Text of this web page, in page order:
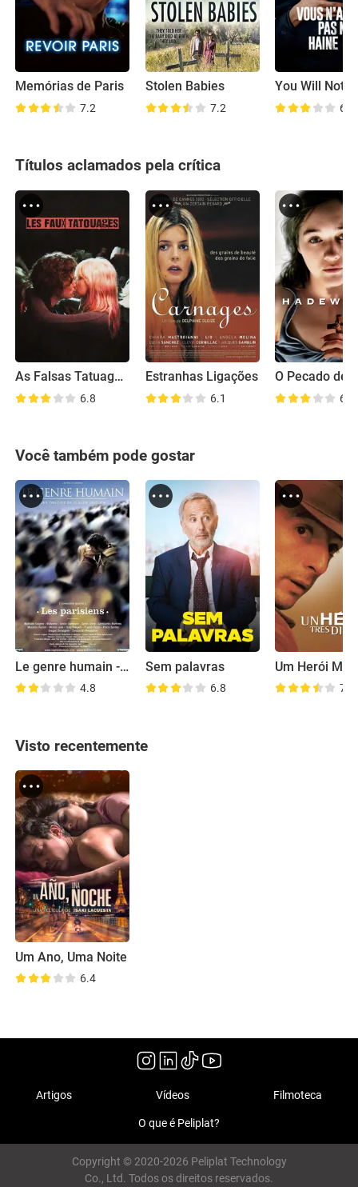
Memórias de Paris
7.2
Stolen Babies
7.2 6.2
Títulos aclamados pela crítica
As Falsas Tatuagens
6.8
Estranhas Ligações
6.1 6.7
Você também pode gostar
Le genre humain - 1ère partie: Les Parisiens
4.8
Sem palavras
6.8 7.2
Visto recentemente
Um Ano, Uma Noite
6.4
Artigos Vídeos Filmoteca
O que é Peliplat?
Copyright © 2020-2026 Peliplat Technology
Co., Ltd. Todos os direitos reservados.